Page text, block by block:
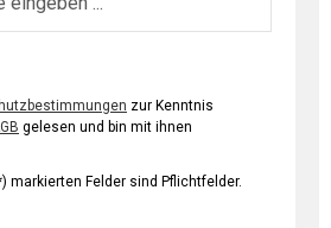
markierten Felder sind Pflichtfelder.